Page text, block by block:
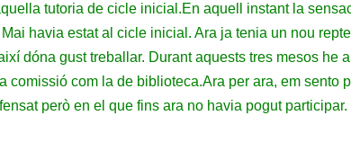
tutoria de cicle inicial.En aquell instant la
havia estat al cicle inicial. Ara ja tenia un nou
dóna gust treballar. Durant aquests tres mesos he
comissió com la de biblioteca.Ara per ara, em sento
però en el que fins ara no havia pogut participar.